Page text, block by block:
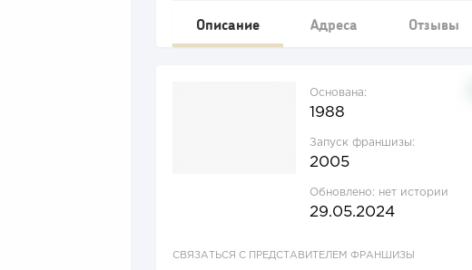
Описание Адреса Отзывы
Основана:
1988
Запуск франшизы:
2005
Обновлено: нет истории
29.05.2024
СВЯЗАТЬСЯ С ПРЕДСТАВИТЕЛЕМ ФРАНШИЗЫ